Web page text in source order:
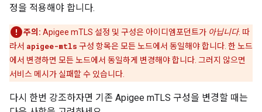
정을 적용해야 합니다.
주의: Apigee mTLS 설정 및 구성은 아이디엠포던트가 아닙니다. 따
라서 apigee-mtls 구성 항목은 모든 노드에서 동일해야 합니다. 한 노드
에서 변경하면 모든 노드에서 동일하게 변경해야 합니다. 그러지 않으면
서비스 메시가 실패할 수 있습니다.
다시 한번 강조하자면 기존 Apigee mTLS 구성을 변경할 때는